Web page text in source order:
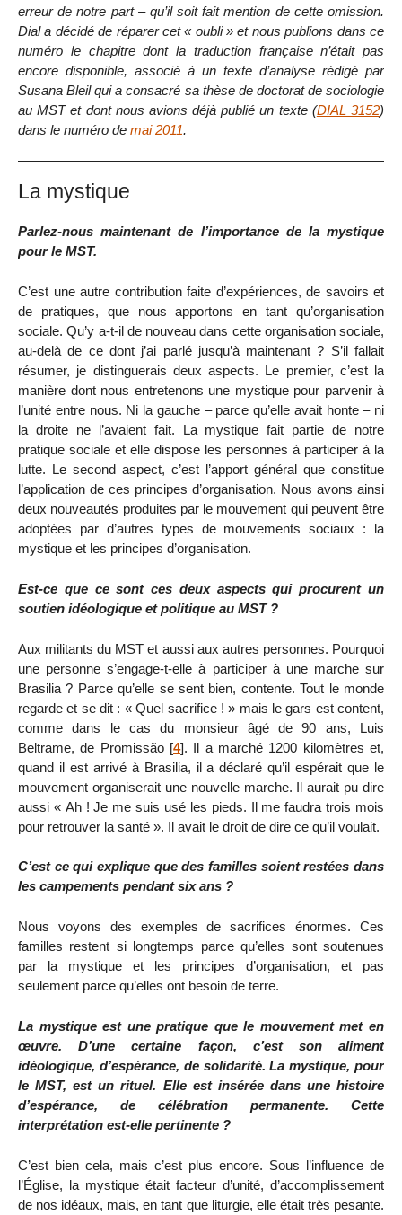
erreur de notre part – qu’il soit fait mention de cette omission.
Dial a décidé de réparer cet « oubli » et nous publions dans ce
numéro le chapitre dont la traduction française n’était pas
encore disponible, associé à un texte d’analyse rédigé par
Susana Bleil qui a consacré sa thèse de doctorat de sociologie
au MST et dont nous avions déjà publié un texte (DIAL 3152)
dans le numéro de mai 2011.
La mystique
Parlez-nous maintenant de l’importance de la mystique
pour le MST.
C’est une autre contribution faite d’expériences, de savoirs et
de pratiques, que nous apportons en tant qu’organisation
sociale. Qu’y a-t-il de nouveau dans cette organisation sociale,
au-delà de ce dont j’ai parlé jusqu’à maintenant ? S’il fallait
résumer, je distinguerais deux aspects. Le premier, c’est la
manière dont nous entretenons une mystique pour parvenir à
l’unité entre nous. Ni la gauche – parce qu’elle avait honte – ni
la droite ne l’avaient fait. La mystique fait partie de notre
pratique sociale et elle dispose les personnes à participer à la
lutte. Le second aspect, c’est l’apport général que constitue
l’application de ces principes d’organisation. Nous avons ainsi
deux nouveautés produites par le mouvement qui peuvent être
adoptées par d’autres types de mouvements sociaux : la
mystique et les principes d’organisation.
Est-ce que ce sont ces deux aspects qui procurent un
soutien idéologique et politique au MST ?
Aux militants du MST et aussi aux autres personnes. Pourquoi
une personne s’engage-t-elle à participer à une marche sur
Brasilia ? Parce qu’elle se sent bien, contente. Tout le monde
regarde et se dit : « Quel sacrifice ! » mais le gars est content,
comme dans le cas du monsieur âgé de 90 ans, Luis
Beltrame, de Promissão[4]. Il a marché 1200 kilomètres et,
quand il est arrivé à Brasilia, il a déclaré qu’il espérait que le
mouvement organiserait une nouvelle marche. Il aurait pu dire
aussi « Ah ! Je me suis usé les pieds. Il me faudra trois mois
pour retrouver la santé ». Il avait le droit de dire ce qu’il voulait.
C’est ce qui explique que des familles soient restées dans
les campements pendant six ans ?
Nous voyons des exemples de sacrifices énormes. Ces
familles restent si longtemps parce qu’elles sont soutenues
par la mystique et les principes d’organisation, et pas
seulement parce qu’elles ont besoin de terre.
La mystique est une pratique que le mouvement met en
œuvre. D’une certaine façon, c’est son aliment
idéologique, d’espérance, de solidarité. La mystique, pour
le MST, est un rituel. Elle est insérée dans une histoire
d’espérance, de célébration permanente. Cette
interprétation est-elle pertinente ?
C’est bien cela, mais c’est plus encore. Sous l’influence de
l’Église, la mystique était facteur d’unité, d’accomplissement
de nos idéaux, mais, en tant que liturgie, elle était très pesante.